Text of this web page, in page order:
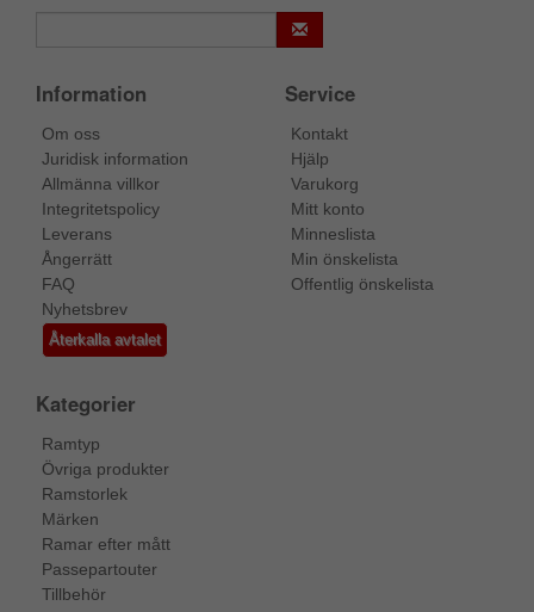
Information
Om oss
Juridisk information
Allmänna villkor
Integritetspolicy
Leverans
Ångerrätt
FAQ
Nyhetsbrev
Återkalla avtalet
Service
Kontakt
Hjälp
Varukorg
Mitt konto
Minneslista
Min önskelista
Offentlig önskelista
Kategorier
Ramtyp
Övriga produkter
Ramstorlek
Märken
Ramar efter mått
Passepartouter
Tillbehör